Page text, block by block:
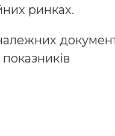
ринках.